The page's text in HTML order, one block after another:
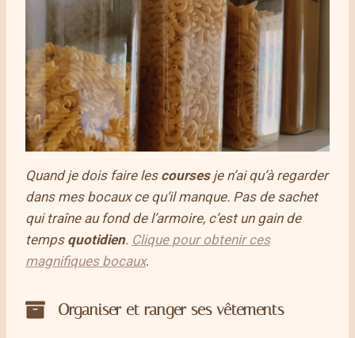
Quand je dois faire les coursesje n’ai qu’à regarder
dans mes bocaux ce qu’il manque. Pas de sachet
qui traîne au fond de l’armoire, c’est un gain de
temps quotidien. Clique pour obtenir ces
magnifiques bocaux.
Organiser et ranger ses vêtements